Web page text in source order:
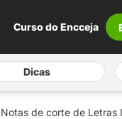
Curso do Encceja
Dicas
Notas de corte de Letras